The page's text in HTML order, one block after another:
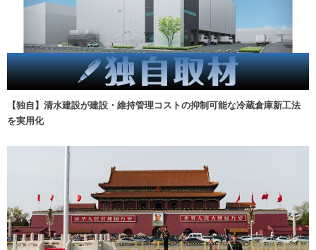
【独自】清水建設が建設・維持管理コストの抑制可能な冷蔵倉庫新工法
を実用化